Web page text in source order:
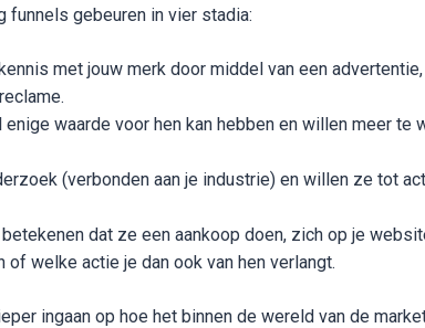
funnels gebeuren in vier stadia:
met jouw merk door middel van een advertentie,
waarde voor hen kan hebben en willen meer te
(verbonden aan je industrie) en willen ze tot
dat ze een aankoop doen, zich op je
welke actie je dan ook van hen verlangt.
ingaan op hoe het binnen de wereld van de